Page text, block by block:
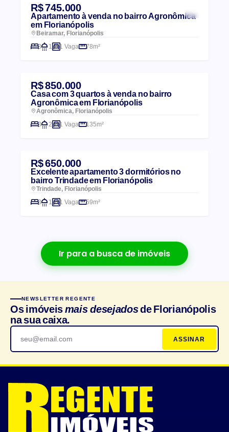
R$ 745.000
Apartamento à venda no bairro Agronômica
em Florianópolis
Beiramar, Florianópolis
3
1 1 Vaga 78m²
R$ 850.000
Casa com 3 quartos à venda no bairro
Agronômica em Florianópolis
Agronômica, Florianópolis
3
2 1 Vaga 135m²
R$ 650.000
Excelente apartamento 3 dormitórios no
bairro Trindade em Florianópolis
Trindade, Florianópolis
3
1 1 Vaga 59m²
Ir para a busca de imóveis
NEWSLETTER REGENTE
Os imóveismais desejadosde Florianópolis
na sua caixa.
ASSINAR